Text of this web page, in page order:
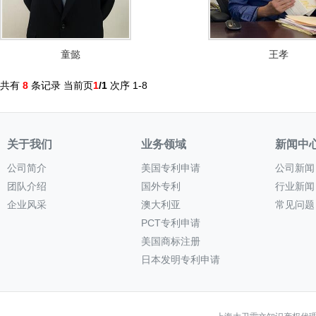
童懿 王孝
共有 8 条记录 当前页1/1 次序 1-8
关于我们
公司简介
团队介绍
企业风采
业务领域
美国专利申请
国外专利
澳大利亚
PCT专利申请
美国商标注册
日本发明专利申请
新闻中
公司新闻
行业新闻
常见问题